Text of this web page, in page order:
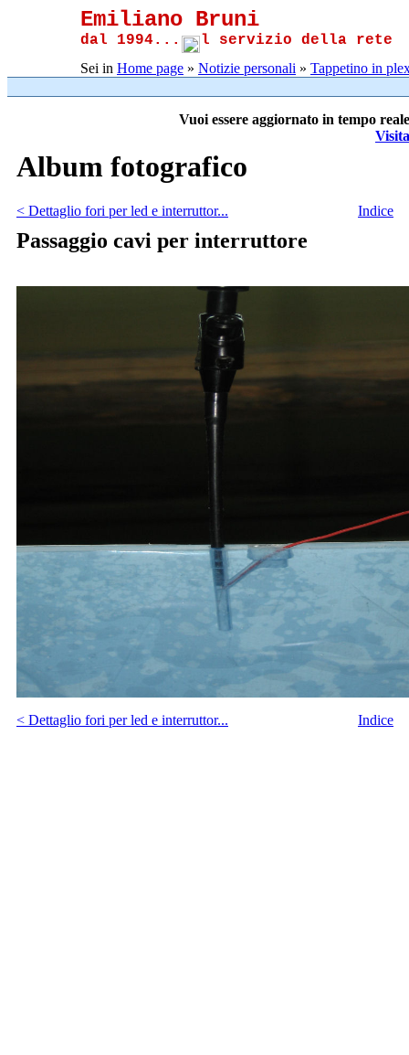
Emiliano Bruni
dal 1994... l servizio della rete
Sei in Home page » Notizie personali » Tappetino in
Vuoi essere aggiornato in tempo
Album fotografico
< Dettaglio fori per led e interruttor... Indice
Passaggio cavi per interruttore
< Dettaglio fori per led e interruttor... Indice